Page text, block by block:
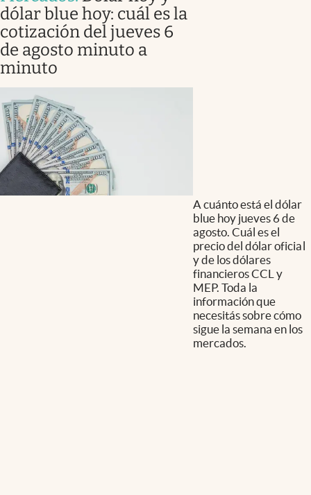
dólar blue hoy: cuál es la
cotización del jueves 6
de agosto minuto a
minuto
A cuánto está el dólar
blue hoy jueves 6 de
agosto. Cuál es el
precio del dólar oficial
y de los dólares
financieros CCL y
MEP. Toda la
información que
necesitás sobre cómo
sigue la semana en los
mercados.